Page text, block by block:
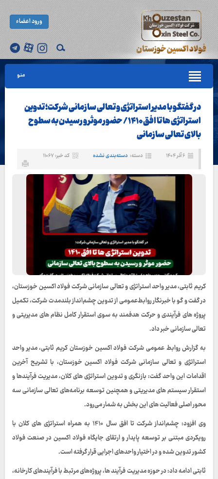
ورود اعضاء
منو
در گفتگو با مدیر استراتژی و تعالی سازمانی شرکت؛ تدوین
استراتژی ها تا افق ۱۴۱۰ / حضور موثر و رسیدن به سطوح
بالای تعالی سازمانی
۶ آذر ۱۴۰۴ دسته: دسته‌بندی نشده کد خبر: ۱۱۰۶۷
کریم ثابتی، مدیر واحد استراتژی و تعالی سازمانی شرکت فولاد اکسین خوزستان،
در گفت‌ و گو با خبرنگار روابط‌عمومی از تدوین چشم‌انداز بلندمدت شرکت، تکمیل
پروژه‌ های فرآیندی و حرکت هدفمند به‌ سوی استقرار کامل نظام‌ های مدیریتی و
تعالی سازمانی خبر داد.
به گزارش روابط عمومی شرکت فولاد اکسین خوزستان کریم ثابتی، مدیر واحد
استراتژی و تعالی سازمانی شرکت فولاد اکسین خوزستان، با تشریح آخرین
اقدامات این واحد گفت: بازنگری و تدوین استراتژی‌ های کلان، مدیریت فرآیندها و
استقرار سیستم‌ های مدیریتی و همچنین توسعه برنامه‌های تعالی سازمانی سه
محور اصلی فعالیت‌ های این بخش به شمار می‌رود.
وی افزود: چشم‌انداز شرکت تا افق سال ۱۴۱۰ به همراه استراتژی‌ های کلان با
رویکردی مبتنی بر توسعه پایدار و ارتقای جایگاه فولاد اکسین در صنعت فولاد
کشور تدوین شده و در اختیار واحدهای اجرایی قرار گرفته است.
ثابتی ادامه داد: در حوزه مدیریت فرآیند ها، پروژه‌های مرتبط با فرآیندهای کارخانه،